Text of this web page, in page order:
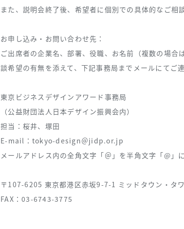
また、説明会終了後、希望者に個別での具体的なご相
お申し込み・お問い合わせ先：
ご出席者の企業名、部署、役職、お名前（複数の場合
談希望の有無を添えて、下記事務局までメールにてご
東京ビジネスデザインアワード事務局
（公益財団法人日本デザイン振興会内）
担当：桜井、塚田
E-mail：tokyo-design＠jidp.or.jp
メールアドレス内の全角文字「＠」を半角文字「@」
〒107-6205 東京都港区赤坂9-7-1 ミッドタウン・タ
FAX：03-6743-3775